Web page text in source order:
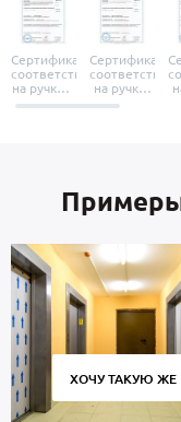
Сертификат
соответствия
на ручки и
броненакладки
Сертификат
соответствия
на ручки-
защелки
ХОЧУ ТАКУЮ ЖЕ